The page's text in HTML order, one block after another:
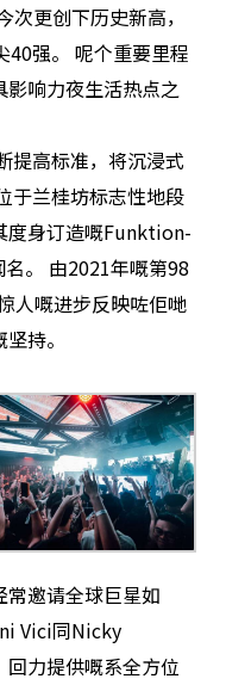
更创下历史新高，
40强。 呢个重要里程
响力夜生活热点之
提高标准，将沉浸式
于兰桂坊标志性地段
度身订造嘅Funktion-
。 由2021年嘅第98
人嘅进步反映咗佢哋
持。
邀请全球巨星如
Vici同Nicky
力提供嘅系全方位